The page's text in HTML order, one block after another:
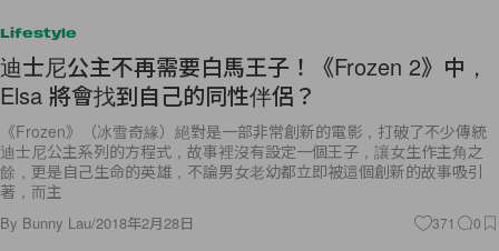
Lifestyle
迪士尼公主不再需要白馬王子！《Frozen 2》中，
Elsa 將會找到自己的同性伴侶？
《Frozen》（冰雪奇緣）絕對是一部非常創新的電影，打破了不少傳統
迪士尼公主系列的方程式，故事裡沒有設定一個王子，讓女生作主角之
餘，更是自己生命的英雄，不論男女老幼都立即被這個創新的故事吸引
著，而主
By Bunny Lau/2018年2月28日 371 0